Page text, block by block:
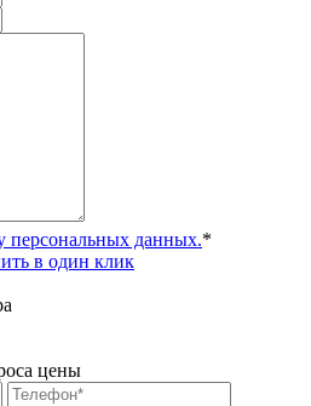
персональных данных.*
в один клик
цены